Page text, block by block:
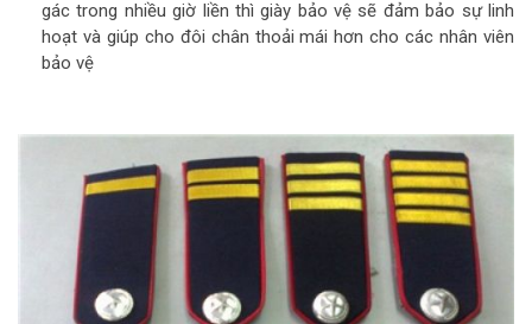
gác trong nhiều giờ liền thì giày bảo vệ sẽ đảm bảo sự linh
hoạt và giúp cho đôi chân thoải mái hơn cho các nhân viên
bảo vệ